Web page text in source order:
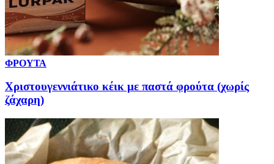
ΦΡΟΥΤΑ
Χριστουγεννιάτικο κέικ με παστά φρούτα (χωρίς
ζάχαρη)